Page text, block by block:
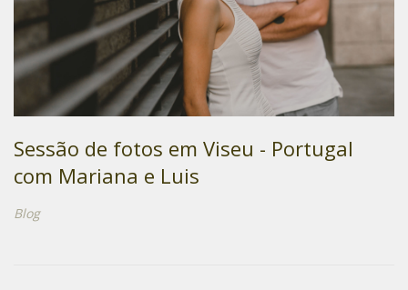
Sessão de fotos em Viseu - Portugal
com Mariana e Luis
Blog